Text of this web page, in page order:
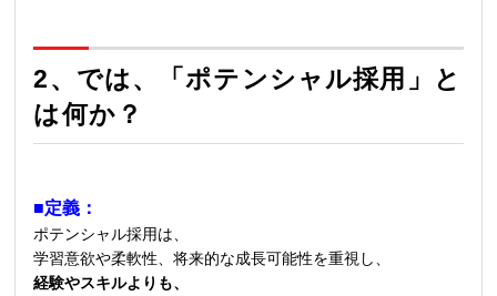
2、では、「ポテンシャル採用」と
は何か？
■定義：
ポテンシャル採用は、
学習意欲や柔軟性、将来的な成長可能性を重視し、
経験やスキルよりも、